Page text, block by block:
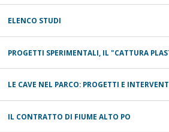
ELENCO STUDI
PROGETTI SPERIMENTALI, IL "CATTURA
LE CAVE NEL PARCO: PROGETTI E
IL CONTRATTO DI FIUME ALTO PO